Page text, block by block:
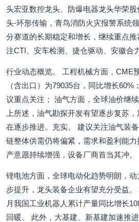
头宏亚数控龙头、防爆电器龙头华荣
头-环形传输，青鸟消防火灾报警系统
分赛道的长期稳定和增长，继续重点
注CTI、安车检测、捷仓驱动、安徽合
行业动态概览。 工程机械方面，CME
（含出口）为79035台，同比增长
议重点关注； 油气方面，全球油价继
上所述，油气勘探开发有望逐步复苏
在逐步推进。充实。 建议关注油气装
链整体供需仍将偏紧，需求和盈利能
产意愿持续增强，设备厂商首当其冲。
锂电池方面，全球电动化趋势明朗，
步提升，龙头装备企业有望充分受益
月我国工业机器人累计产量同比增长
回暖。 此外，大基建、新基建加速推